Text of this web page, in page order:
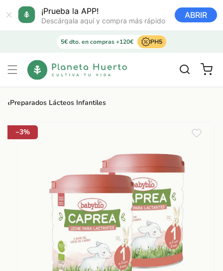
¡Prueba la APP!
Descárgala aquí y compra más rápido
ABRIR
directamente
al contenido
5€ dto. en compras +120€ PH5
Carrito
‹Preparados Lácteos Infantiles
a la
información
−3%